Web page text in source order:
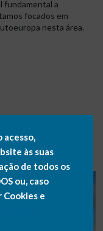
fundamental a
focados em
nesta área.
acesso,
às suas
de todos os
ou, caso
e